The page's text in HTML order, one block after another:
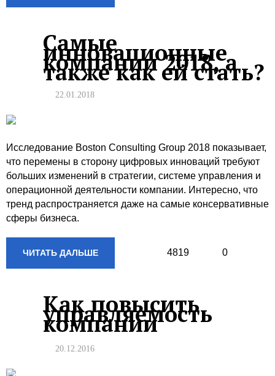
Самые
инновационные
компании 2018, а
также как ей стать?
22.01.2018
Исследование Boston Consulting Group 2018 показывает,
что перемены в сторону цифровых инноваций требуют
больших изменений в стратегии, системе управления и
операционной деятельности компании. Интересно, что
тренд распространяется даже на самые консервативные
сферы бизнеса.
ЧИТАТЬ ДАЛЬШЕ 4819 0
Как повысить
управляемость
компании
20.12.2016